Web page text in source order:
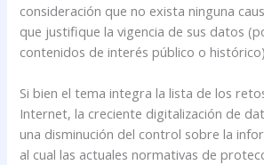
consideración que no exista ninguna
que justifique la vigencia de sus datos
contenidos de interés público o
Si bien el tema integra la lista de los
Internet, la creciente digitalización de
una disminución del control sobre la
al cual las actuales normativas de